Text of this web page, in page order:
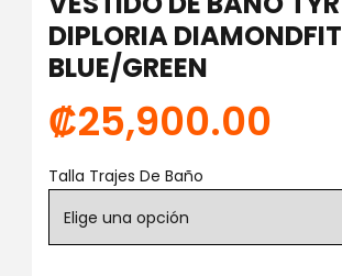
DIPLORIA DIAMONDFIT
BLUE/GREEN
₡25,900.00
Talla Trajes De Baño